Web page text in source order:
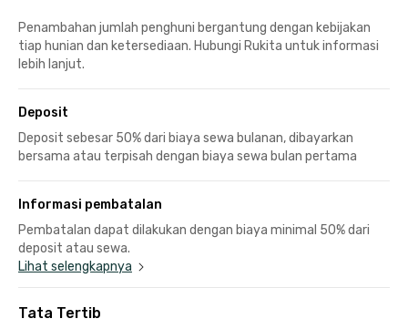
Penambahan jumlah penghuni bergantung dengan kebijakan
tiap hunian dan ketersediaan. Hubungi Rukita untuk informasi
lebih lanjut.
Deposit
Deposit sebesar 50% dari biaya sewa bulanan, dibayarkan
bersama atau terpisah dengan biaya sewa bulan pertama
Informasi pembatalan
Pembatalan dapat dilakukan dengan biaya minimal 50% dari
deposit atau sewa.
Lihat selengkapnya
Tata Tertib